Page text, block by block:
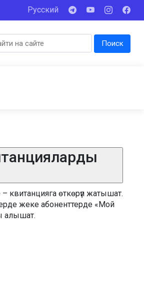
Русский
Поиск
квитанцияга өткөрүп жатышат.
жеке абоненттерде «Мой
алышат.